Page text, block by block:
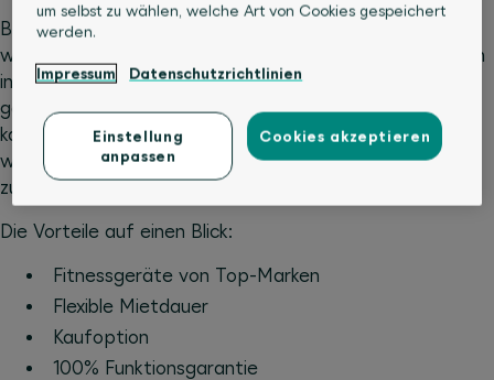
Bei RNTL können Fitnessgeräte auf Zeit gemietet
werden. Fitnessgeräte zu mieten statt kaufen lohnt sich
in vielerlei Hinsicht: Die Geräte können ausgiebig
getestet und falls das Training und Gerät einem gefällt,
kann das Gerät ganz einfach zum Restbetrag gekauft
werden. Dabei werden die bereits bezahlten Mietraten
zu 100% angerechnet.
Die Vorteile auf einen Blick:
Fitnessgeräte von Top-Marken
Flexible Mietdauer
Kaufoption
100% Funktionsgarantie
um selbst zu wählen, welche Art von Cookies gespeichert
werden.
Impressum Datenschutzrichtlinien
Einstellung
anpassen
Cookies akzeptieren